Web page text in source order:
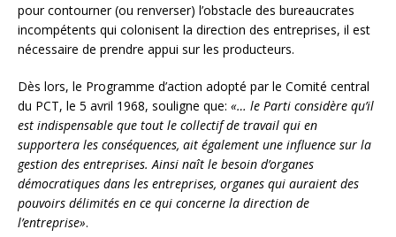
pour contourner (ou renverser) l’obstacle des bureaucrates
incompétents qui colonisent la direction des entreprises, il est
nécessaire de prendre appui sur les producteurs.
Dès lors, le Programme d’action adopté par le Comité central
du PCT, le 5 avril 1968, souligne que: «… le Parti considère qu’il
est indispensable que tout le collectif de travail qui en
supportera les conséquences, ait également une influence sur la
gestion des entreprises. Ainsi naît le besoin d’organes
démocratiques dans les entreprises, organes qui auraient des
pouvoirs délimités en ce qui concerne la direction de
l’entreprise».